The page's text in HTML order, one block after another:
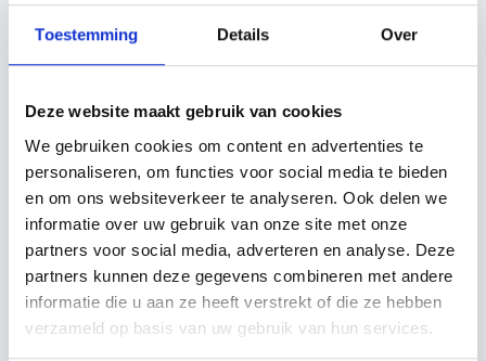
Toestemming Details Over
Deze website maakt gebruik van cookies
We gebruiken cookies om content en advertenties te
personaliseren, om functies voor social media te bieden
en om ons websiteverkeer te analyseren. Ook delen we
informatie over uw gebruik van onze site met onze
partners voor social media, adverteren en analyse. Deze
partners kunnen deze gegevens combineren met andere
informatie die u aan ze heeft verstrekt of die ze hebben
verzameld op basis van uw gebruik van hun services.
80×20 mm met een tussenruimte van 40 mm
120×20 mm met een tussenruimte van 20 mm
Naast als draaipoort, is model Regge ook verkrijgbaar
als:
Schuifpoort
Hekwerk
Looppoort